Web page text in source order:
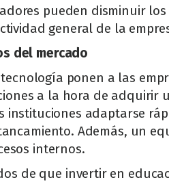
pueden disminuir
general de la
del mercado
ponen a las
a la hora de
instituciones adaptarse
Además, un
internos.
de que invertir en